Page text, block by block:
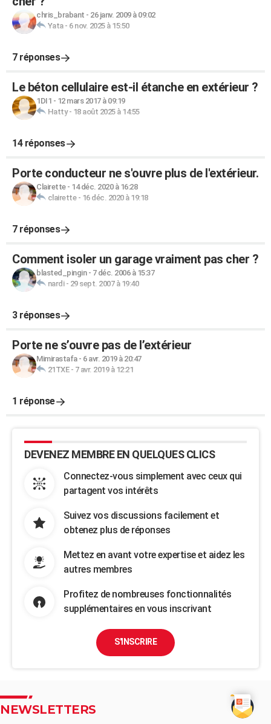
chris_brabant - 26 janv. 2009 à 09:02
Yata- 6 nov. 2025 à 15:50
7 réponses
Le béton cellulaire est-il étanche en extérieur ?
1DI1 - 12 mars 2017 à 09:19
Hatty- 18 août 2025 à 14:55
14 réponses
Porte conducteur ne s'ouvre plus de l'extérieur.
Clairette- 14 déc. 2020 à 16:28
clairette- 16 déc. 2020 à 19:18
7 réponses
Comment isoler un garage vraiment pas cher ?
blasted_pingin- 7 déc. 2006 à 15:37
nardi- 29 sept. 2007 à 19:40
3 réponses
Porte ne s’ouvre pas de l’extérieur
Mimirastafa- 6 avr. 2019 à 20:47
21TXE- 7 avr. 2019 à 12:21
1 réponse
DEVENEZ MEMBRE EN QUELQUES CLICS
Connectez-vous simplement avec ceux qui
partagent vos intérêts
Suivez vos discussions facilement et
obtenez plus de réponses
Mettez en avant votre expertise et aidez les
autres membres
Profitez de nombreuses fonctionnalités
supplémentaires en vous inscrivant
S'INSCRIRE
NEWSLETTERS